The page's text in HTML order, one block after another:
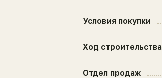
Условия покупки
Ход строительства
Отдел продаж